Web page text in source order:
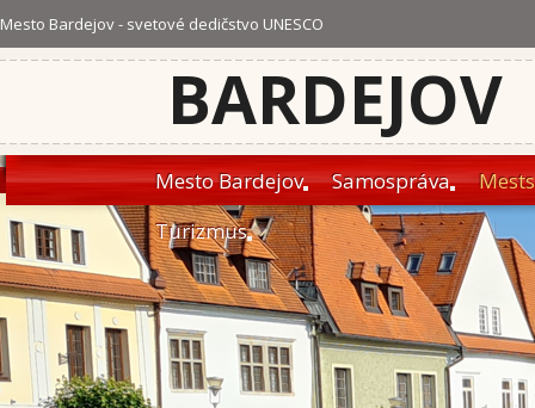
Mesto Bardejov - svetové dedičstvo UNESCO
BARDEJOV
Mesto Bardejov Samospráva
Turizmus